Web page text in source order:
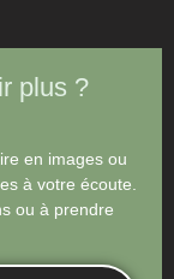
plus ?
en images ou
à votre écoute.
ou à prendre